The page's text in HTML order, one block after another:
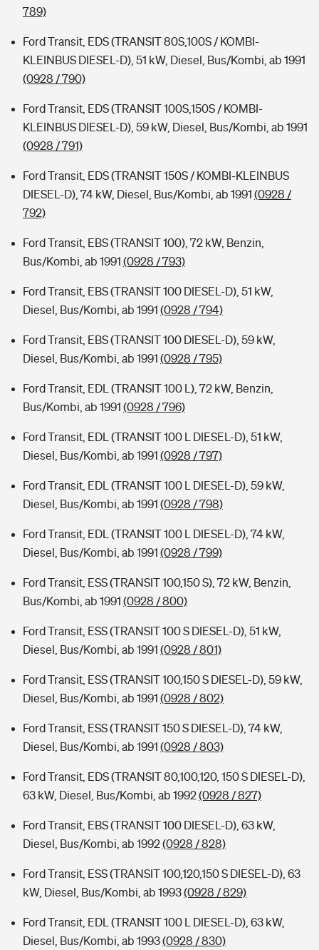
789)
Ford Transit, EDS (TRANSIT 80S,100S / KOMBI-
KLEINBUS DIESEL-D), 51 kW, Diesel, Bus/Kombi, ab 1991
(0928 / 790)
Ford Transit, EDS (TRANSIT 100S,150S / KOMBI-
KLEINBUS DIESEL-D), 59 kW, Diesel, Bus/Kombi, ab 1991
(0928 / 791)
Ford Transit, EDS (TRANSIT 150S / KOMBI-KLEINBUS
DIESEL-D), 74 kW, Diesel, Bus/Kombi, ab 1991 (0928 /
792)
Ford Transit, EBS (TRANSIT 100), 72 kW, Benzin,
Bus/Kombi, ab 1991 (0928 / 793)
Ford Transit, EBS (TRANSIT 100 DIESEL-D), 51 kW,
Diesel, Bus/Kombi, ab 1991 (0928 / 794)
Ford Transit, EBS (TRANSIT 100 DIESEL-D), 59 kW,
Diesel, Bus/Kombi, ab 1991 (0928 / 795)
Ford Transit, EDL (TRANSIT 100 L), 72 kW, Benzin,
Bus/Kombi, ab 1991 (0928 / 796)
Ford Transit, EDL (TRANSIT 100 L DIESEL-D), 51 kW,
Diesel, Bus/Kombi, ab 1991 (0928 / 797)
Ford Transit, EDL (TRANSIT 100 L DIESEL-D), 59 kW,
Diesel, Bus/Kombi, ab 1991 (0928 / 798)
Ford Transit, EDL (TRANSIT 100 L DIESEL-D), 74 kW,
Diesel, Bus/Kombi, ab 1991 (0928 / 799)
Ford Transit, ESS (TRANSIT 100,150 S), 72 kW, Benzin,
Bus/Kombi, ab 1991 (0928 / 800)
Ford Transit, ESS (TRANSIT 100 S DIESEL-D), 51 kW,
Diesel, Bus/Kombi, ab 1991 (0928 / 801)
Ford Transit, ESS (TRANSIT 100,150 S DIESEL-D), 59 kW,
Diesel, Bus/Kombi, ab 1991 (0928 / 802)
Ford Transit, ESS (TRANSIT 150 S DIESEL-D), 74 kW,
Diesel, Bus/Kombi, ab 1991 (0928 / 803)
Ford Transit, EDS (TRANSIT 80,100,120, 150 S DIESEL-D),
63 kW, Diesel, Bus/Kombi, ab 1992(0928 / 827)
Ford Transit, EBS (TRANSIT 100 DIESEL-D), 63 kW,
Diesel, Bus/Kombi, ab 1992(0928 / 828)
Ford Transit, ESS (TRANSIT 100,120,150 S DIESEL-D), 63
kW, Diesel, Bus/Kombi, ab 1993(0928 / 829)
Ford Transit, EDL (TRANSIT 100 L DIESEL-D), 63 kW,
Diesel, Bus/Kombi, ab 1993(0928 / 830)